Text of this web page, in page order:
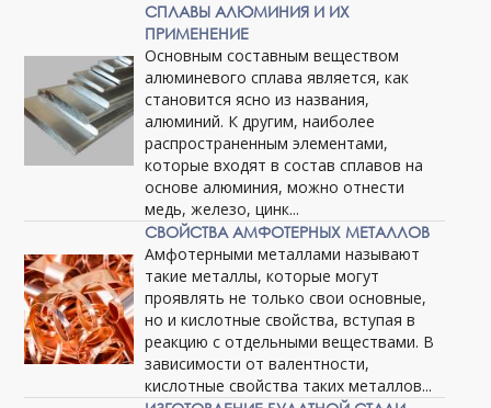
СПЛАВЫ АЛЮМИНИЯ И ИХ
ПРИМЕНЕНИЕ
Основным составным веществом
алюминевого сплава является, как
становится ясно из названия,
алюминий. К другим, наиболее
распространенным элементами,
которые входят в состав сплавов на
основе алюминия, можно отнести
медь, железо, цинк...
СВОЙСТВА АМФОТЕРНЫХ МЕТАЛЛОВ
Амфотерными металлами называют
такие металлы, которые могут
проявлять не только свои основные,
но и кислотные свойства, вступая в
реакцию с отдельными веществами. В
зависимости от валентности,
кислотные свойства таких металлов...